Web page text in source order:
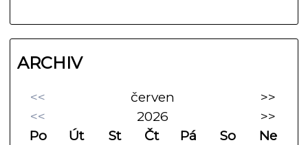
ARCHIV
<< červen
>>
<<
2026
>>
Po
Út St Čt Pá So
Ne